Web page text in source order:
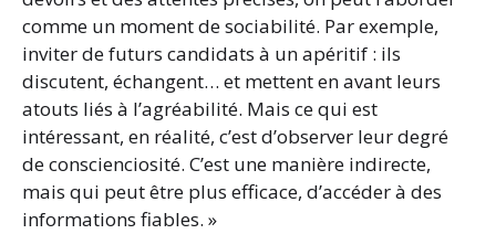
comme un moment de sociabilité. Par exemple,
inviter de futurs candidats à un apéritif : ils
discutent, échangent… et mettent en avant leurs
atouts liés à l’agréabilité. Mais ce qui est
intéressant, en réalité, c’est d’observer leur degré
de conscienciosité. C’est une manière indirecte,
mais qui peut être plus efficace, d’accéder à des
informations fiables. »